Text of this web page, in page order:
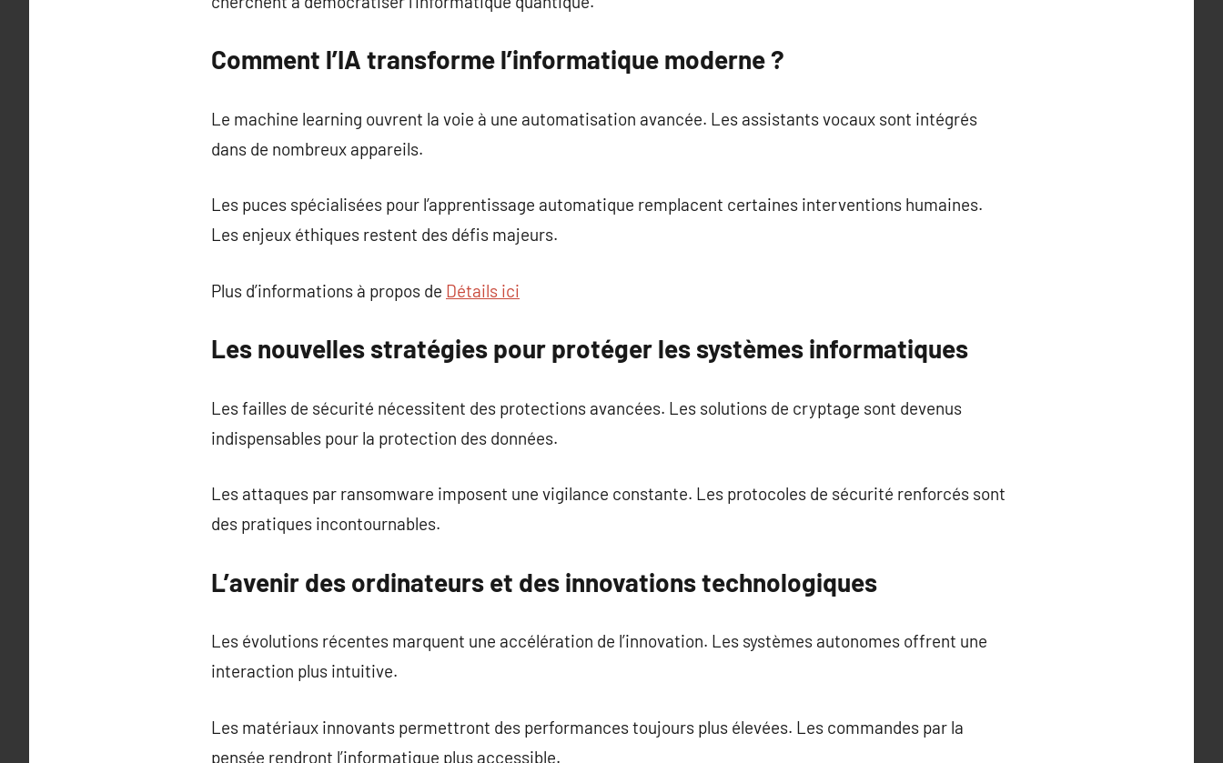
Comment l’IA transforme l’informatique moderne ?
Le machine learning ouvrent la voie à une automatisation avancée. Les assistants vocaux sont intégrés
dans de nombreux appareils.
Les puces spécialisées pour l’apprentissage automatique remplacent certaines interventions humaines.
Les enjeux éthiques restent des défis majeurs.
Plus d’informations à propos de Détails ici
Les nouvelles stratégies pour protéger les systèmes informatiques
Les failles de sécurité nécessitent des protections avancées. Les solutions de cryptage sont devenus
indispensables pour la protection des données.
Les attaques par ransomware imposent une vigilance constante. Les protocoles de sécurité renforcés sont
des pratiques incontournables.
L’avenir des ordinateurs et des innovations technologiques
Les évolutions récentes marquent une accélération de l’innovation. Les systèmes autonomes offrent une
interaction plus intuitive.
Les matériaux innovants permettront des performances toujours plus élevées. Les commandes par la
pensée rendront l’informatique plus accessible.